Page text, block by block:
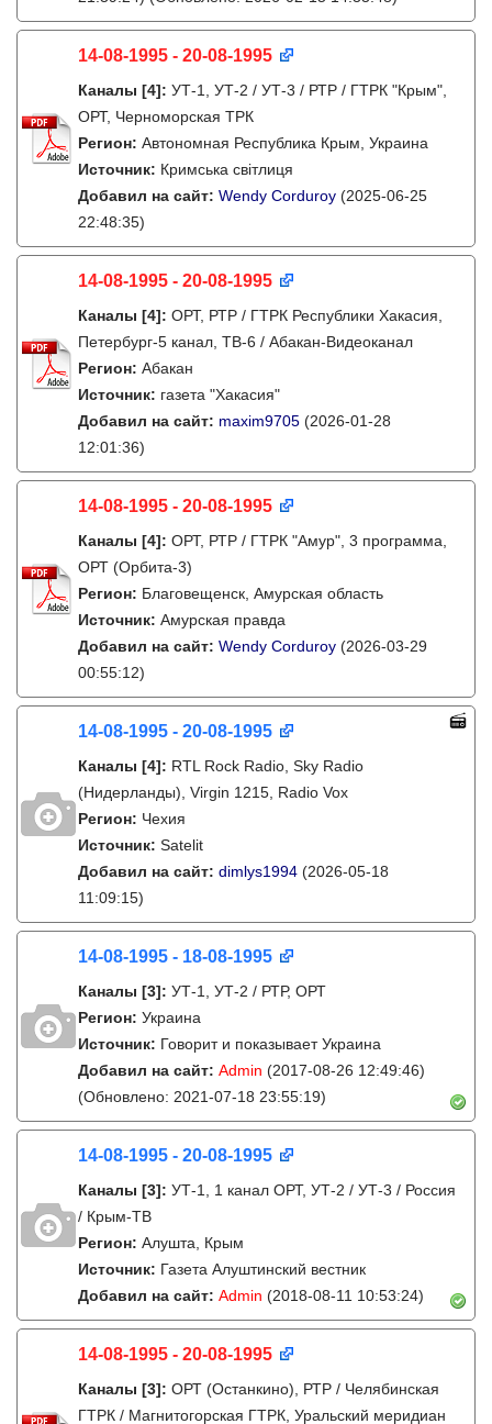
14-08-1995 - 20-08-1995
Каналы [4]: УТ-1, УТ-2 / УТ-3 / РТР / ГТРК "Крым",
ОРТ, Черноморская ТРК
Регион: Автономная Республика Крым, Украина
Источник: Кримська світлиця
Добавил на сайт: Wendy Corduroy (2025-06-25
22:48:35)
14-08-1995 - 20-08-1995
Каналы [4]: ОРТ, РТР / ГТРК Республики Хакасия,
Петербург-5 канал, ТВ-6 / Абакан-Видеоканал
Регион: Абакан
Источник: газета "Хакасия"
Добавил на сайт: maxim9705 (2026-01-28
12:01:36)
14-08-1995 - 20-08-1995
Каналы [4]: ОРТ, РТР / ГТРК "Амур", 3 программа,
ОРТ (Орбита-3)
Регион: Благовещенск, Амурская область
Источник: Амурская правда
Добавил на сайт: Wendy Corduroy (2026-03-29
00:55:12)
14-08-1995 - 20-08-1995
Каналы [4]: RTL Rock Radio, Sky Radio
(Нидерланды), Virgin 1215, Radio Vox
Регион: Чехия
Источник: Satelit
Добавил на сайт: dimlys1994 (2026-05-18
11:09:15)
14-08-1995 - 18-08-1995
Каналы [3]: УТ-1, УТ-2 / РТР, ОРТ
Регион: Украина
Источник: Говорит и показывает Украина
Добавил на сайт: Admin (2017-08-26 12:49:46)
(Обновлено: 2021-07-18 23:55:19)
14-08-1995 - 20-08-1995
Каналы [3]: УТ-1, 1 канал ОРТ, УТ-2 / УТ-3 / Россия
/ Крым-ТВ
Регион: Алушта, Крым
Источник: Газета Алуштинский вестник
Добавил на сайт: Admin (2018-08-11 10:53:24)
14-08-1995 - 20-08-1995
Каналы [3]: ОРТ (Останкино), РТР / Челябинская
ГТРК / Магнитогорская ГТРК, Уральский меридиан